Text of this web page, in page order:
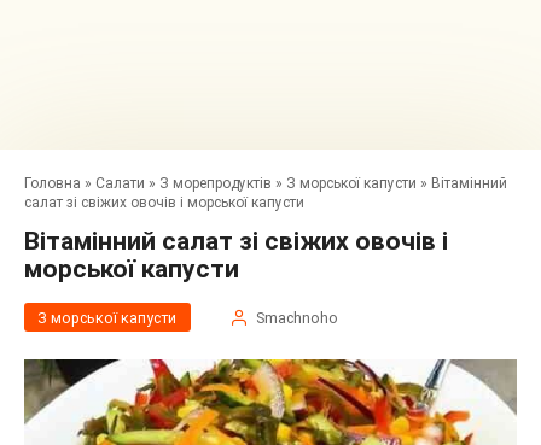
Головна » Салати » З морепродуктів » З морської капусти » Вітамінний
салат зі свіжих овочів і морської капусти
Вітамінний салат зі свіжих овочів і
морської капусти
З морської капусти Smachnoho